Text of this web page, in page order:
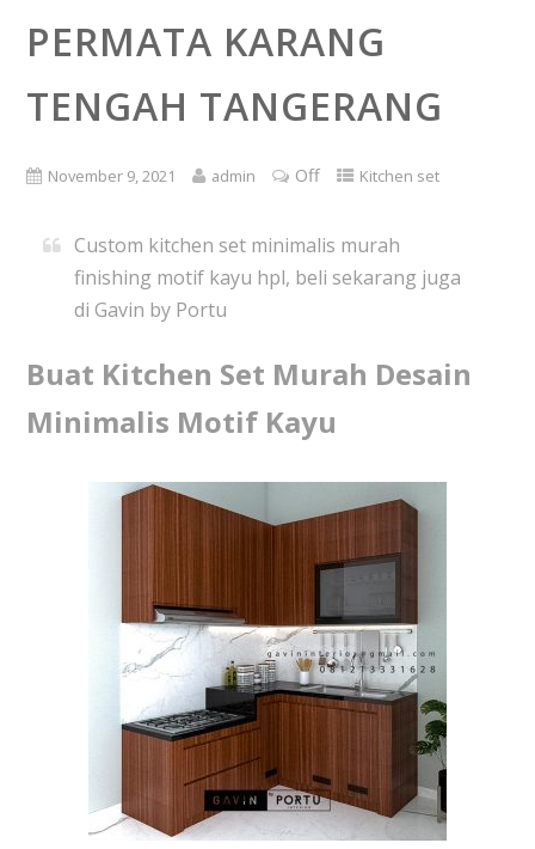
PERMATA KARANG
TENGAH TANGERANG
November 9, 2021 admin Off Kitchen set
Custom kitchen set minimalis murah
finishing motif kayu hpl, beli sekarang juga
di Gavin by Portu
Buat Kitchen Set Murah Desain
Minimalis Motif Kayu